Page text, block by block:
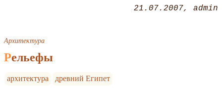
21.07.2007 admin
Архитектура
Рельефы
архитектура древний Египет